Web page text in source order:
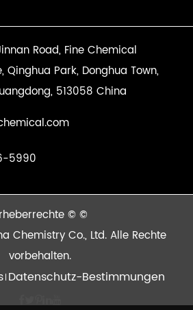
Road, Fine Chemical
Qinghua Park, Donghua Town,
513058 China
5990
© ©
Chemistry Co., Ltd. Alle Rechte
vorbehalten.
Datenschutz-Bestimmungen